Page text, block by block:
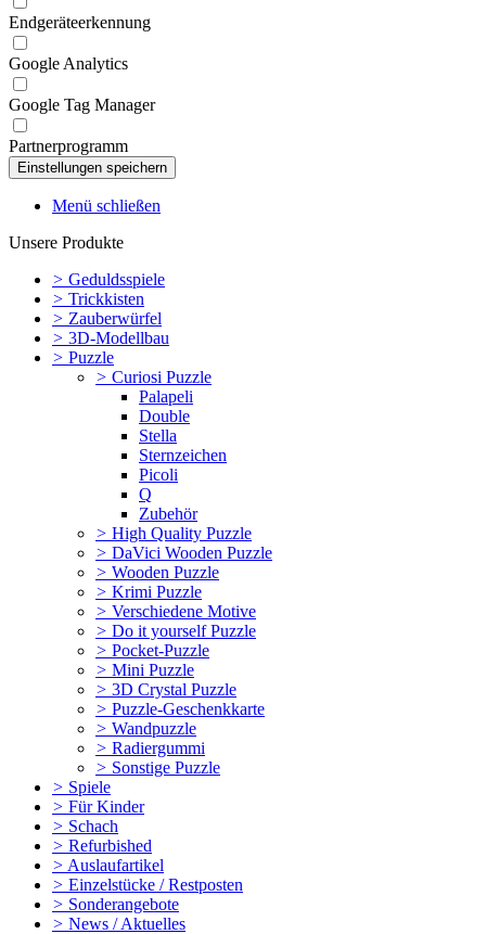
Endgeräteerkennung
Google Analytics
Google Tag Manager
Partnerprogramm
Menü schließen
Unsere Produkte
> Geduldsspiele
> Trickkisten
> Zauberwürfel
> 3D-Modellbau
> Puzzle
> Curiosi Puzzle
Palapeli
Double
Stella
Sternzeichen
Picoli
Q
Zubehör
> High Quality Puzzle
> DaVici Wooden Puzzle
> Wooden Puzzle
> Krimi Puzzle
> Verschiedene Motive
> Do it yourself Puzzle
> Pocket-Puzzle
> Mini Puzzle
> 3D Crystal Puzzle
> Puzzle-Geschenkkarte
> Wandpuzzle
> Radiergummi
> Sonstige Puzzle
> Spiele
> Für Kinder
> Schach
> Refurbished
> Auslaufartikel
> Einzelstücke / Restposten
> Sonderangebote
> News / Aktuelles